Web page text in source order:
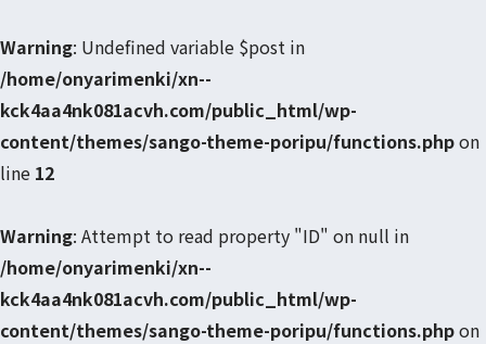
Warning: Undefined variable $post in
/home/onyarimenki/xn--
kck4aa4nk081acvh.com/public_html/wp-
content/themes/sango-theme-poripu/functions.phpon
line 12
Warning: Attempt to read property "ID" on null in
/home/onyarimenki/xn--
kck4aa4nk081acvh.com/public_html/wp-
content/themes/sango-theme-poripu/functions.phpon